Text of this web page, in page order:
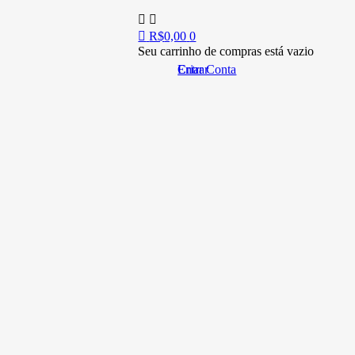
R$0,00 0
Seu carrinho de compras está vazio
Entrar
Criar Conta